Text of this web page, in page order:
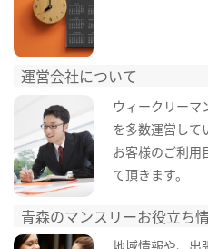
運営会社について
ウィークリーマ
を多数運営して
お客様のご利用
て頂きます。
青森のマンスリーお役立ち